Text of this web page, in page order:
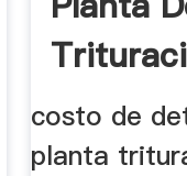
costo de
planta